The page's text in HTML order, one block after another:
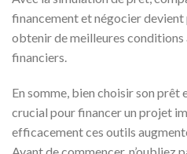
financement et négocier devient
obtenir de meilleures conditions
financiers.
En somme, bien choisir son prêt
crucial pour financer un projet
efficacement ces outils